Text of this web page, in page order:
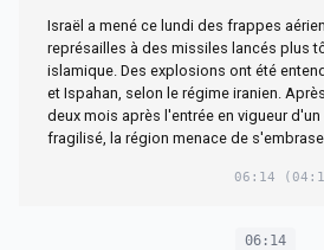
trêve fragile
Israël a mené ce lundi des frappes
représailles à des missiles lancés plus
islamique. Des explosions ont été
et Ispahan, selon le régime iranien.
deux mois après l'entrée en vigueur
fragilisé, la région menace de
06:14
06:14